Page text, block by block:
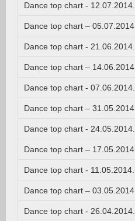
Dance top chart - 12.07.2014.
Dance top chart – 05.07.2014.
Dance top chart - 21.06.2014.
Dance top chart – 14.06.2014.
Dance top chart - 07.06.2014.
Dance top chart – 31.05.2014.
Dance top chart - 24.05.2014.
Dance top chart – 17.05.2014.
Dance top chart - 11.05.2014.
Dance top chart – 03.05.2014.
Dance top chart - 26.04.2014.